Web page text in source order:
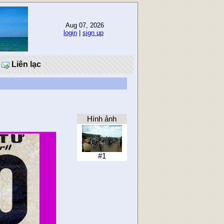
Aug 07, 2026
login
sign up
Liên lạc
Hình ảnh
#1